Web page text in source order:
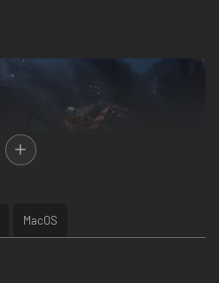
er fürchtet seine Macht, schätzt
MacOS